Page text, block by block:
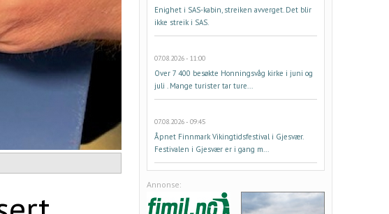
Enighet i SAS-kabin, streiken avverget. Det blir
ikke streik i SAS.
07.08.2026 - 11:00
Over 7 400 besøkte Honningsvåg kirke i juni og
juli . Mange turister tar ture...
07.08.2026 - 09:45
Åpnet Finnmark Vikingtidsfestival i Gjesvær.
Festivalen i Gjesvær er i gang m...
Annonse: